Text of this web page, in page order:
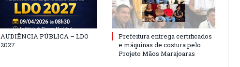
AUDIÊNCIA PÚBLICA – LDO
2027
Prefeitura entrega certificados
e máquinas de costura pelo
Projeto Mãos Marajoaras